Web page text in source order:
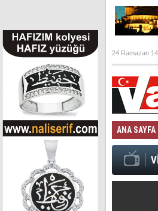
24 Ramazan
ANA SAYFA
Foto Galeri